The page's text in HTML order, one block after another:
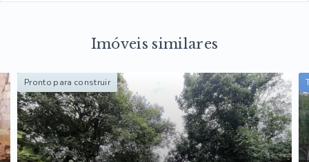
Imóveis similares
Pronto para construir